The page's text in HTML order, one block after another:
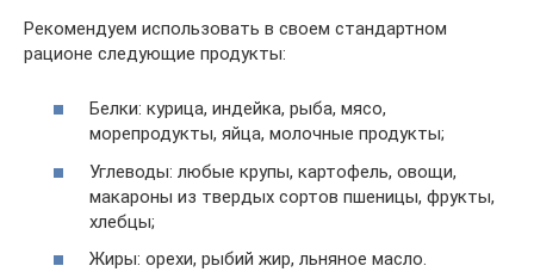
Рекомендуем использовать в своем стандартном
рационе следующие продукты:
Белки: курица, индейка, рыба, мясо,
морепродукты, яйца, молочные продукты;
Углеводы: любые крупы, картофель, овощи,
макароны из твердых сортов пшеницы, фрукты,
хлебцы;
Жиры: орехи, рыбий жир, льняное масло.